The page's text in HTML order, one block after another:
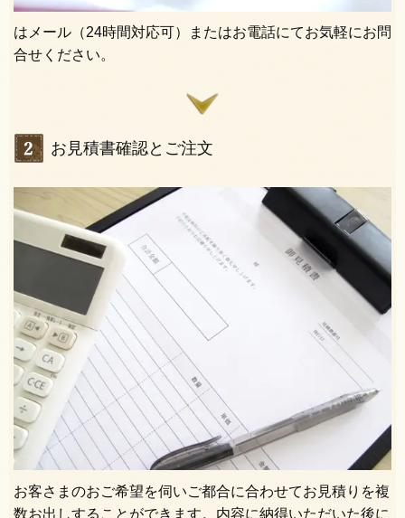
はメール（24時間対応可）またはお電話にてお気軽にお問
合せください。
お見積書確認とご注文
お客さまのおご希望を伺いご都合に合わせてお見積りを複
数お出しすることができます。内容に納得いただいた後に